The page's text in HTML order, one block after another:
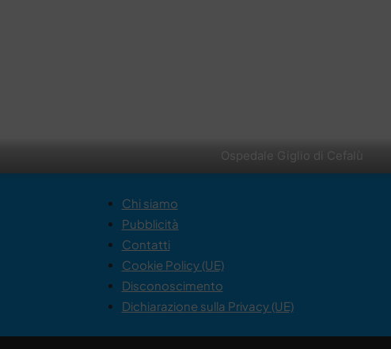
Ospedale Giglio di Cefalù
Chi siamo
Pubblicità
Contatti
Cookie Policy (UE)
Disconoscimento
Dichiarazione sulla Privacy (UE)